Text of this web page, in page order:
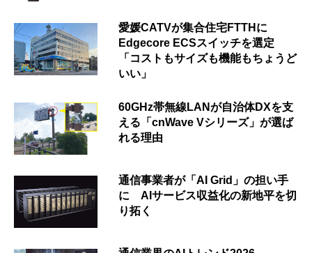
愛媛CATVが集合住宅FTTHに
Edgecore ECSスイッチを選定
「コストもサイズも機能もちょうど
いい」
60GHz帯無線LANが自治体DXを支
える「cnWave Vシリーズ」が選ば
れる理由
通信事業者が「AI Grid」の担い手
に AIサービス収益化の新地平を切
り拓く